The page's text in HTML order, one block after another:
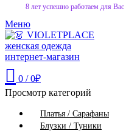
8 лет успешно работаем для Вас
Меню
0 / 0₽
Просмотр категорий
Платья / Сарафаны
Блузки / Туники